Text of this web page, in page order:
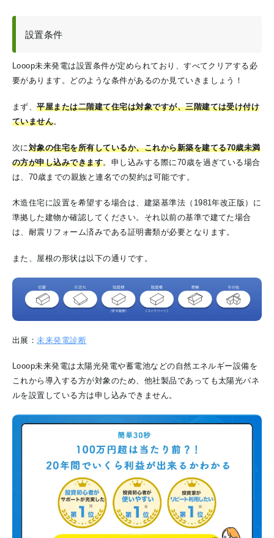
設置条件
Looop未来発電は設置条件が定められており、すべてクリアする必
要があります。どのような条件があるのか見ていきましょう！
まず、平屋または二階建て住宅は対象ですが、三階建ては受け付け
ていません。
次に 対象の住宅を所有しているか、これから新築を建てる70歳未満
の方が申し込みできます。申し込みする際に70歳を過ぎている場合
は、70歳までの親族と連名での契約は可能です。
木造住宅に設置を希望する場合は、建築基準法（1981年改正版）に
準拠した建物か確認してください。それ以前の基準で建てた場合
は、耐震リフォーム済みである証明書類が必要となります。
また、屋根の形状は以下の通りです。
出展： 未来発電診断
Looop未来発電は太陽光発電や蓄電池などの自然エネルギー設備を
これから導入する方が対象のため、他社製品であっても太陽光パネ
ルを設置している方は申し込みできません。